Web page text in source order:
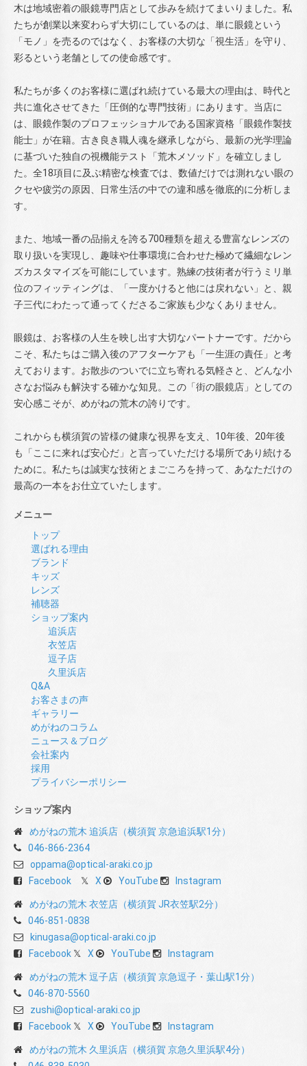
木は地域密着の眼鏡専門店として歩みを続けてまいりました。私
たちが創業以来変わらず大切にしているのは、単に眼鏡という
「モノ」を売るのではなく、お客様の大切な「視生活」を守り、
彩るという老舗としての使命感です。
私たちが多くのお客様に選ばれ続けている最大の理由は、時代と
共に進化させてきた「圧倒的な専門技術」にあります。当店に
は、眼鏡作製のプロフェッショナルである国家資格「眼鏡作製技
能士」が在籍。古き良き職人魂を継承しながら、最新の光学理論
に基づいた独自の視機能テスト「荒木メソッド」を確立しまし
た。全18項目に及ぶ精密な検査では、数値だけでは測れない眼の
クセや疲労の原因、日常生活の中での違和感を徹底的に分析しま
す。
また、地域一番の品揃えを誇る700種類を超える豊富なレンズの
取り扱いを実現し、趣味や仕事環境に合わせた極めて繊細なレン
ズカスタマイズを可能にしています。熟練の技術者が行うミリ単
位のフィッティングは、「一度かけると他には戻れない」と、親
子三代にわたって通ってくださるご家族も少なくありません。
眼鏡は、お客様の人生を映し出す大切なパートナーです。だから
こそ、私たちはご購入後のアフターケアも「一生涯の責任」と考
えております。お散歩のついでに立ち寄れる気軽さと、どんな小
さなお悩みも解決する確かな知見。この「街の眼鏡店」としての
安心感こそが、めがねの荒木の誇りです。
これからも横須賀の皆様の健康な視界を支え、10年後、20年後
も「ここに来れば安心だ」と言っていただける場所であり続ける
ために。私たちは誠実な技術とまごころを持って、あなただけの
最高の一本をお仕立ていたします。
メニュー
トップ
選ばれる理由
ブランド
キッズ
レンズ
補聴器
ショップ案内
追浜店
衣笠店
逗子店
久里浜店
Q&A
お客さまの声
ギャラリー
めがねのコラム
ニュース＆ブログ
会社案内
採用
プライバシーポリシー
ショップ案内
めがねの荒木 追浜店（横須賀 京急追浜駅1分）
046-866-2364
oppama@optical-araki.co.jp
Facebook
X YouTube Instagram
めがねの荒木 衣笠店（横須賀 JR衣笠駅2分）
046-851-0838
kinugasa@optical-araki.co.jp
Facebook
X YouTube Instagram
めがねの荒木 逗子店（横須賀 京急逗子・葉山駅1分）
046-870-5560
zushi@optical-araki.co.jp
Facebook
X YouTube Instagram
めがねの荒木 久里浜店（横須賀 京急久里浜駅4分）